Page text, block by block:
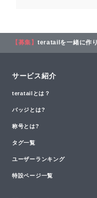
【募集】 teratailを一緒に作
サービス紹介
teratailとは？
バッジとは?
称号とは?
タグ一覧
ユーザーランキング
特設ページ一覧